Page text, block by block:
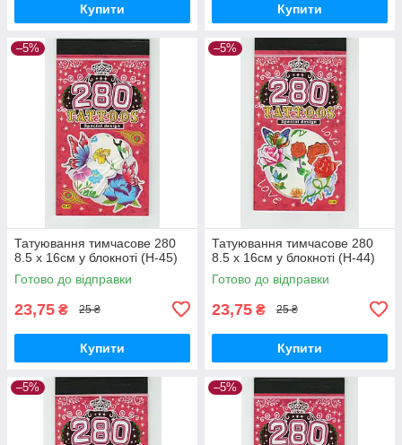
Купити Купити
–5%
Татуювання тимчасове 280
8.5 х 16см у блокноті (H-45)
Готово до відправки
23,75 ₴ 25 ₴
Купити
–5%
Татуювання тимчасове 280
8.5 х 16см у блокноті (H-44)
Готово до відправки
23,75 ₴ 25 ₴
Купити
–5% –5%